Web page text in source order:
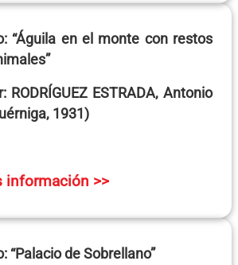
“Águila en el monte con restos
RODRÍGUEZ ESTRADA, Antonio
1931)
información >>
“Palacio de Sobrellano”